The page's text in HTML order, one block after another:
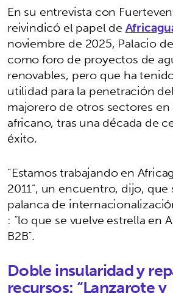
En su entrevista con
reivindicó el papel de
noviembre de 2025, Palacio
como foro de proyectos de
renovables, pero que ha
utilidad para la penetración
majorero de otros sectores
africano, tras una década de
éxito.
“Estamos trabajando en
2011”, un encuentro, dijo,
palanca de
: “lo que se vuelve estrella en
B2B”.
Doble insularidad y
recursos: “Lanzarote y